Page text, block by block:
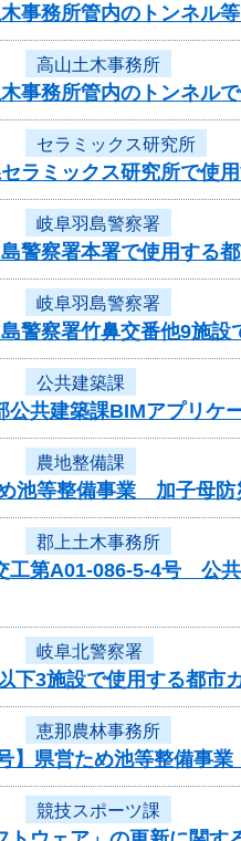
事務所管内のトンネル
高山土木事務所
事務所管内のトンネル
セラミックス研究所
ラミックス研究所で使
岐阜羽島警察署
警察署本署で使用する
岐阜羽島警察署
警察署竹鼻交番他9施
公共建築課
公共建築課BIMアプリケ
農地整備課
め池等整備事業 加子母
郡上土木事務所
工第A01-086-5-4号 公
岐阜北警察署
下3施設で使用する都市
恵那農林事務所
号】県営ため池等整備
競技スポーツ課